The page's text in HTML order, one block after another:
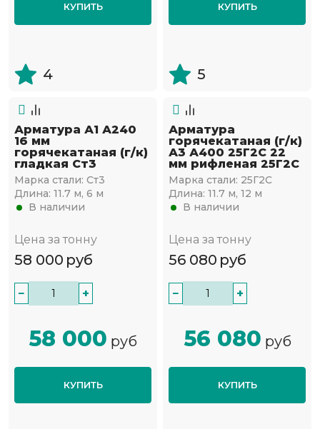
КУПИТЬ
4
КУПИТЬ
5
Арматура А1 А240
16 мм
горячекатаная (г/к)
гладкая Ст3
Марка стали: Ст3
Длина: 11.7 м, 6 м
В наличии
Цена за тонну
58 000 руб
− +
58 000 руб
КУПИТЬ
Арматура
горячекатаная (г/к)
А3 А400 25Г2С 22
мм рифленая 25Г2С
Марка стали: 25Г2С
Длина: 11.7 м, 12 м
В наличии
Цена за тонну
56 080 руб
− +
56 080 руб
КУПИТЬ